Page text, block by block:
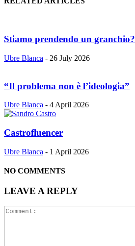
Stiamo prendendo un granchio?
Ubre Blanca - 26 July 2026
“Il problema non è l’ideologia”
Ubre Blanca - 4 April 2026
Castrofluencer
Ubre Blanca - 1 April 2026
NO COMMENTS
LEAVE A REPLY